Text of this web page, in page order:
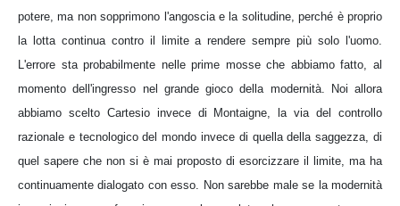
potere, ma non sopprimono l'angoscia e la solitudine, perché è proprio
la lotta continua contro il limite a rendere sempre più solo l'uomo.
L'errore sta probabilmente nelle prime mosse che abbiamo fatto, al
momento dell'ingresso nel grande gioco della modernità. Noi allora
abbiamo scelto Cartesio invece di Montaigne, la via del controllo
razionale e tecnologico del mondo invece di quella della saggezza, di
quel sapere che non si è mai proposto di esorcizzare il limite, ma ha
continuamente dialogato con esso. Non sarebbe male se la modernità